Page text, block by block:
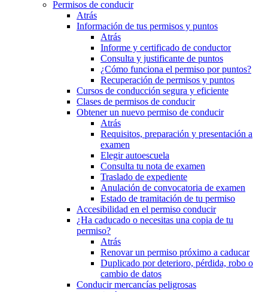
Permisos de conducir
Atrás
Información de tus permisos y puntos
Atrás
Informe y certificado de conductor
Consulta y justificante de puntos
¿Cómo funciona el permiso por puntos?
Recuperación de permisos y puntos
Cursos de conducción segura y eficiente
Clases de permisos de conducir
Obtener un nuevo permiso de conducir
Atrás
Requisitos, preparación y presentación a
examen
Elegir autoescuela
Consulta tu nota de examen
Traslado de expediente
Anulación de convocatoria de examen
Estado de tramitación de tu permiso
Accesibilidad en el permiso conducir
¿Ha caducado o necesitas una copia de tu
permiso?
Atrás
Renovar un permiso próximo a caducar
Duplicado por deterioro, pérdida, robo o
cambio de datos
Conducir mercancías peligrosas